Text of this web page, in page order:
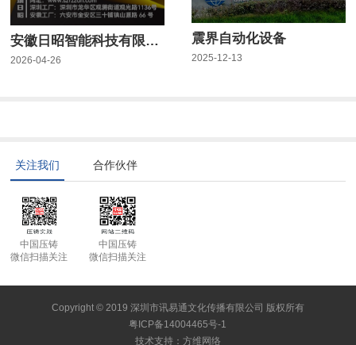
安徽日昭智能科技有限公司
2026-04-26
震界自动化设备
2025-12-13
关注我们 合作伙伴
中国压铸
微信扫描关注
中国压铸
微信扫描关注
Copyright © 2019 深圳市讯易通文化传播有限公司 版权所有
粤ICP备14004465号-1
技术支持： 方维网络